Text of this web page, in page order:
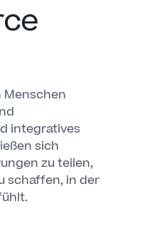
Menschen
integratives
sich
zu teilen,
schaffen, in der